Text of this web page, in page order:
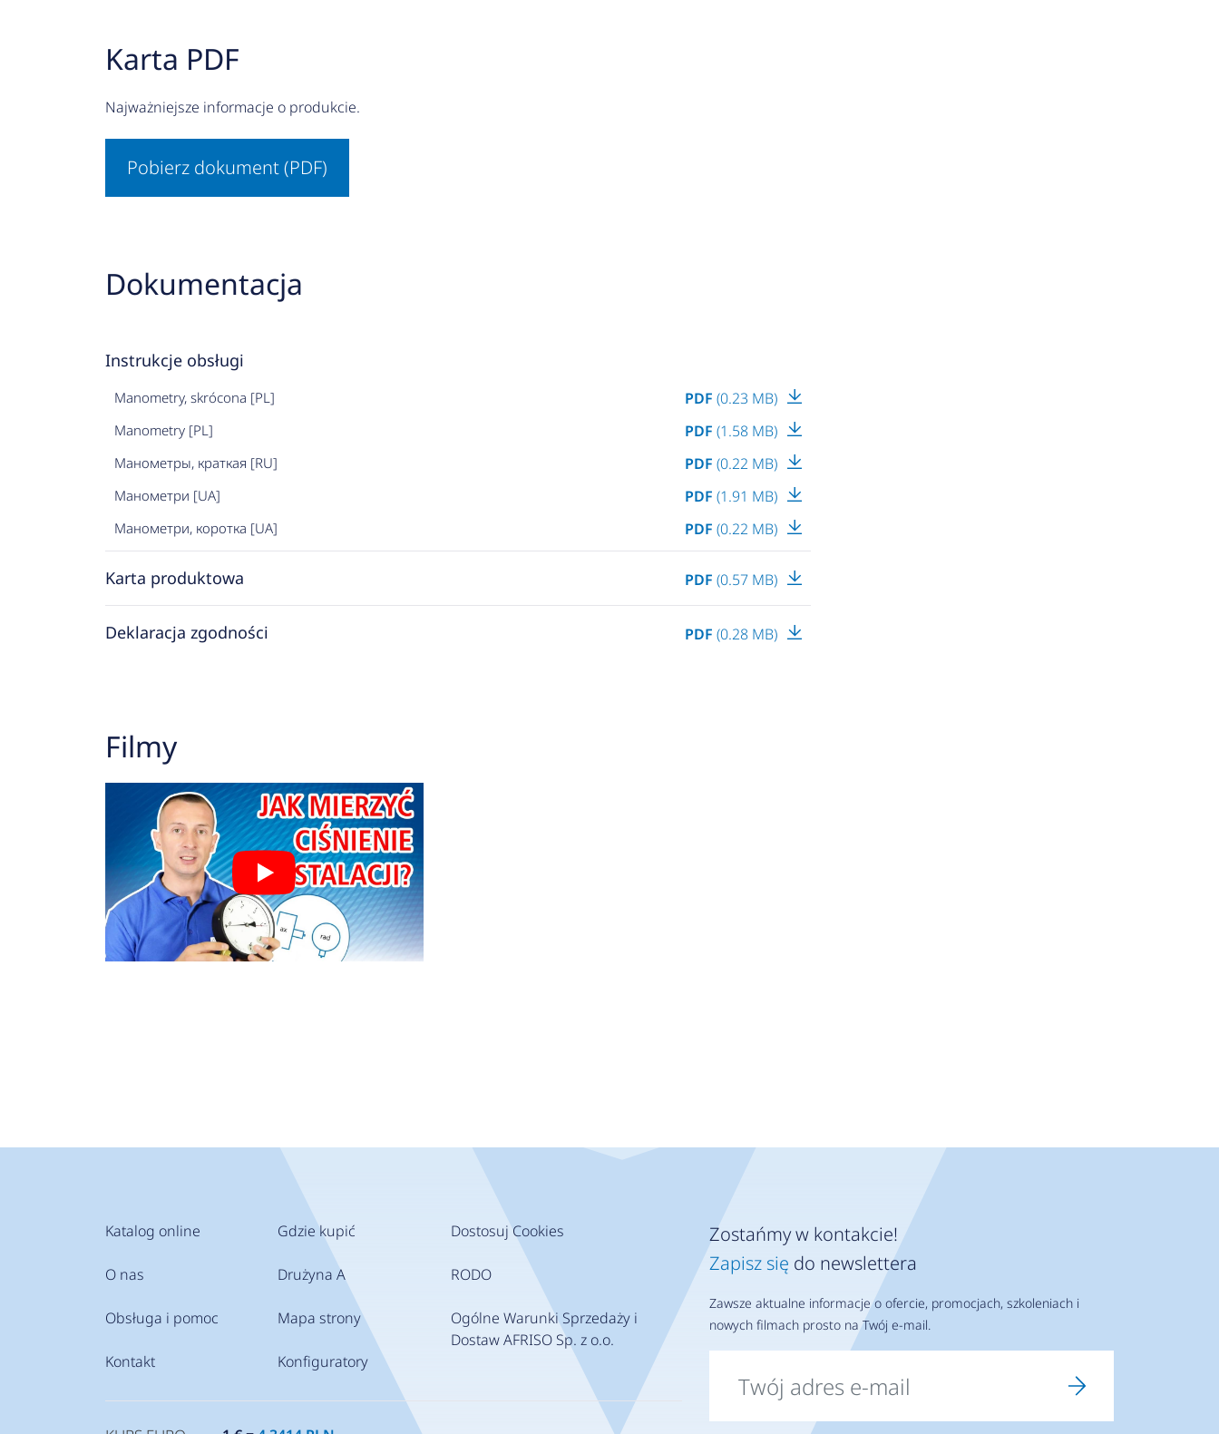
Karta PDF
Najważniejsze informacje o produkcie.
Pobierz dokument (PDF)
Dokumentacja
Instrukcje obsługi
Manometry, skrócona [PL] PDF (0.23 MB)
Manometry [PL] PDF (1.58 MB)
Манометры, краткая [RU] PDF (0.22 MB)
Манометри [UA] PDF (1.91 MB)
Манометри, коротка [UA] PDF (0.22 MB)
Karta produktowa PDF (0.57 MB)
Deklaracja zgodności PDF (0.28 MB)
Filmy
Katalog online
O nas
Obsługa i pomoc
Kontakt
Gdzie kupić
Drużyna A
Mapa strony
Konfiguratory
Dostosuj Cookies
RODO
Ogólne Warunki Sprzedaży i
Dostaw AFRISO Sp. z o.o.
Zostańmy w kontakcie!
Zapisz się do newslettera
Zawsze aktualne informacje o ofercie, promocjach, szkoleniach i
nowych filmach prosto na Twój e-mail.